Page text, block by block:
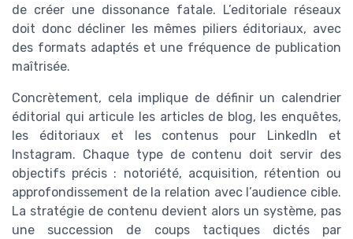
de créer une dissonance fatale. L’editoriale réseaux
doit donc décliner les mêmes piliers éditoriaux, avec
des formats adaptés et une fréquence de publication
maîtrisée.
Concrètement, cela implique de définir un calendrier
éditorial qui articule les articles de blog, les enquêtes,
les éditoriaux et les contenus pour LinkedIn et
Instagram. Chaque type de contenu doit servir des
objectifs précis : notoriété, acquisition, rétention ou
approfondissement de la relation avec l’audience cible.
La stratégie de contenu devient alors un système, pas
une succession de coups tactiques dictés par